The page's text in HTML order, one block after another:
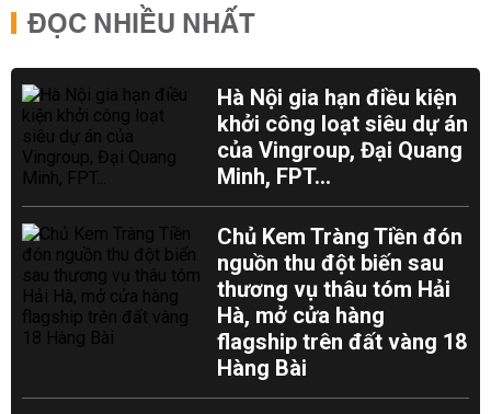
ĐỌC NHIỀU NHẤT
Hà Nội gia hạn điều kiện
khởi công loạt siêu dự án
của Vingroup, Đại Quang
Minh, FPT...
Chủ Kem Tràng Tiền đón
nguồn thu đột biến sau
thương vụ thâu tóm Hải
Hà, mở cửa hàng
flagship trên đất vàng 18
Hàng Bài